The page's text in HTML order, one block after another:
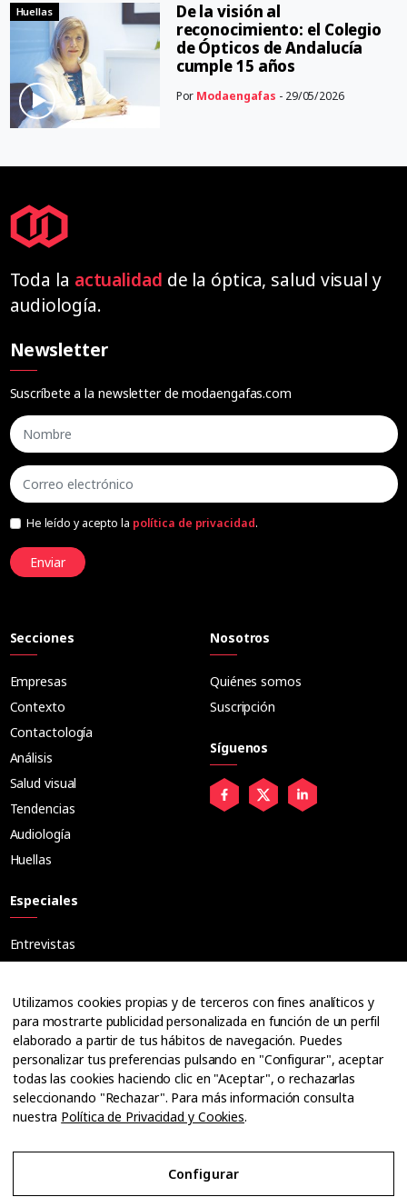
Huellas
De la visión al
reconocimiento: el Colegio
de Ópticos de Andalucía
cumple 15 años
Por Modaengafas - 29/05/2026
Toda la actualidad de la óptica, salud visual y
audiología.
Newsletter
Suscríbete a la newsletter de modaengafas.com
He leído y acepto la política de privacidad.
Enviar
Secciones
Empresas
Contexto
Contactología
Análisis
Salud visual
Tendencias
Audiología
Huellas
Especiales
Entrevistas
Ópticos
Cuadernos
Guías
Dossier
Anuarios
Ofertas de empleo
Nosotros
Quiénes somos
Suscripción
Síguenos
Utilizamos cookies propias y de terceros con fines analíticos y
para mostrarte publicidad personalizada en función de un perfil
elaborado a partir de tus hábitos de navegación. Puedes
personalizar tus preferencias pulsando en "Configurar", aceptar
todas las cookies haciendo clic en "Aceptar", o rechazarlas
seleccionando "Rechazar". Para más información consulta
nuestra Política de Privacidad y Cookies.
Configurar